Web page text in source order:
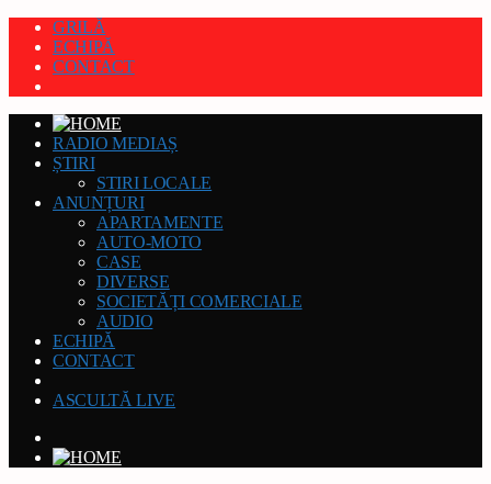
GRILĂ
ECHIPĂ
CONTACT
RADIO MEDIAȘ
ȘTIRI
STIRI LOCALE
ANUNȚURI
APARTAMENTE
AUTO-MOTO
CASE
DIVERSE
SOCIETĂȚI COMERCIALE
AUDIO
ECHIPĂ
CONTACT
ASCULTĂ LIVE